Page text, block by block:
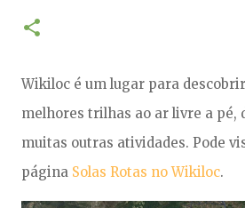
Wikiloc é um lugar para
melhores trilhas ao ar livre a pé,
muitas outras atividades. Pode
página Solas Rotas no Wikiloc.